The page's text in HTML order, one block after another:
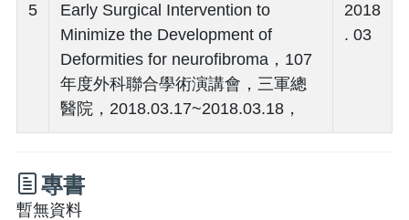
5
Early Surgical Intervention to
Minimize the Development of
Deformities for neurofibroma，107
年度外科聯合學術演講會，三軍總
醫院，2018.03.17~2018.03.18，
2018
. 03
專書
暫無資料